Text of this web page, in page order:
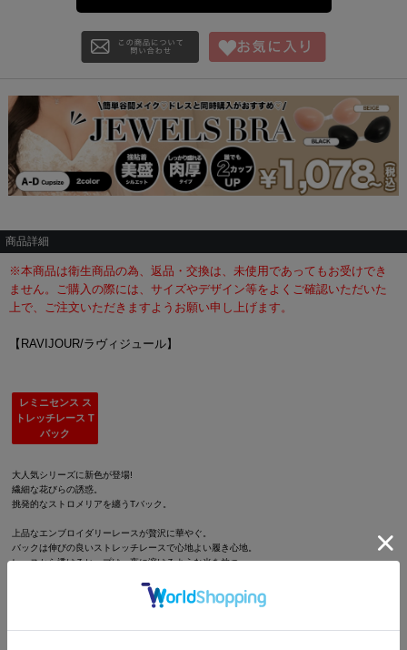
商品詳細
※本商品は衛生商品の為、返品・交換は、未使用であってもお受けでき
ません。ご購入の際には、サイズやデザイン等をよくご確認いただいた
上で、ご注文いただきますようお願い申し上げます。
【RAVIJOUR/ラヴィジュール】
レミニセンス ス
トレッチレース T
バック
大人気シリーズに新色が登場!
繊細な花びらの誘惑。
挑発的なストロメリアを纏うTバック。
上品なエンブロイダリーレースが贅沢に華やぐ。
バックは伸びの良いストレッチレースで心地よい履き心地。
レースから透けるヒップは、夜に溶けるような光を放つ。
煌めくレースが肌を滑り、情熱の夜へと導く。